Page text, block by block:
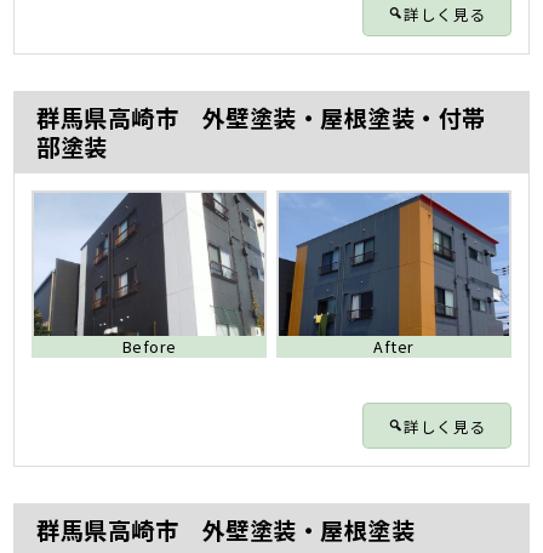
詳しく見る
群馬県高崎市 外壁塗装・屋根塗装・付帯
部塗装
Before After
詳しく見る
群馬県高崎市 外壁塗装・屋根塗装